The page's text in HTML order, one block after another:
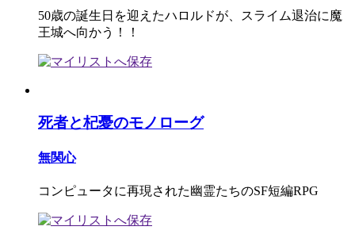
50歳の誕生日を迎えたハロルドが、スライム退治に魔
王城へ向かう！！
死者と杞憂のモノローグ
無関心
コンピュータに再現された幽霊たちのSF短編RPG